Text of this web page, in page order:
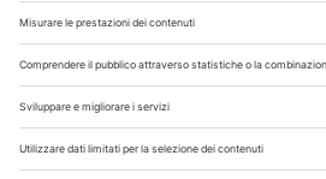
Chi Siamo
Contatti
Note Legali
Privacy